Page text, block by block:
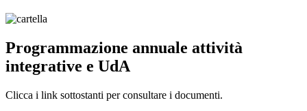
Programmazione annuale attività
integrative e UdA
Clicca i link sottostanti per consultare i documenti.